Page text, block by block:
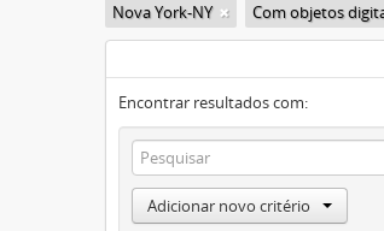
Nova York-NY Com objetos
Encontrar resultados com:
Adicionar novo critério